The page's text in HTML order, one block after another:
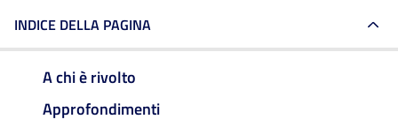
INDICE DELLA PAGINA
A chi è rivolto
Approfondimenti